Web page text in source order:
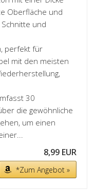
Oberfläche und
und
perfekt für
mit den meisten
30
die gewöhnliche
um einen
8,99 EUR
*Zum Angebot »